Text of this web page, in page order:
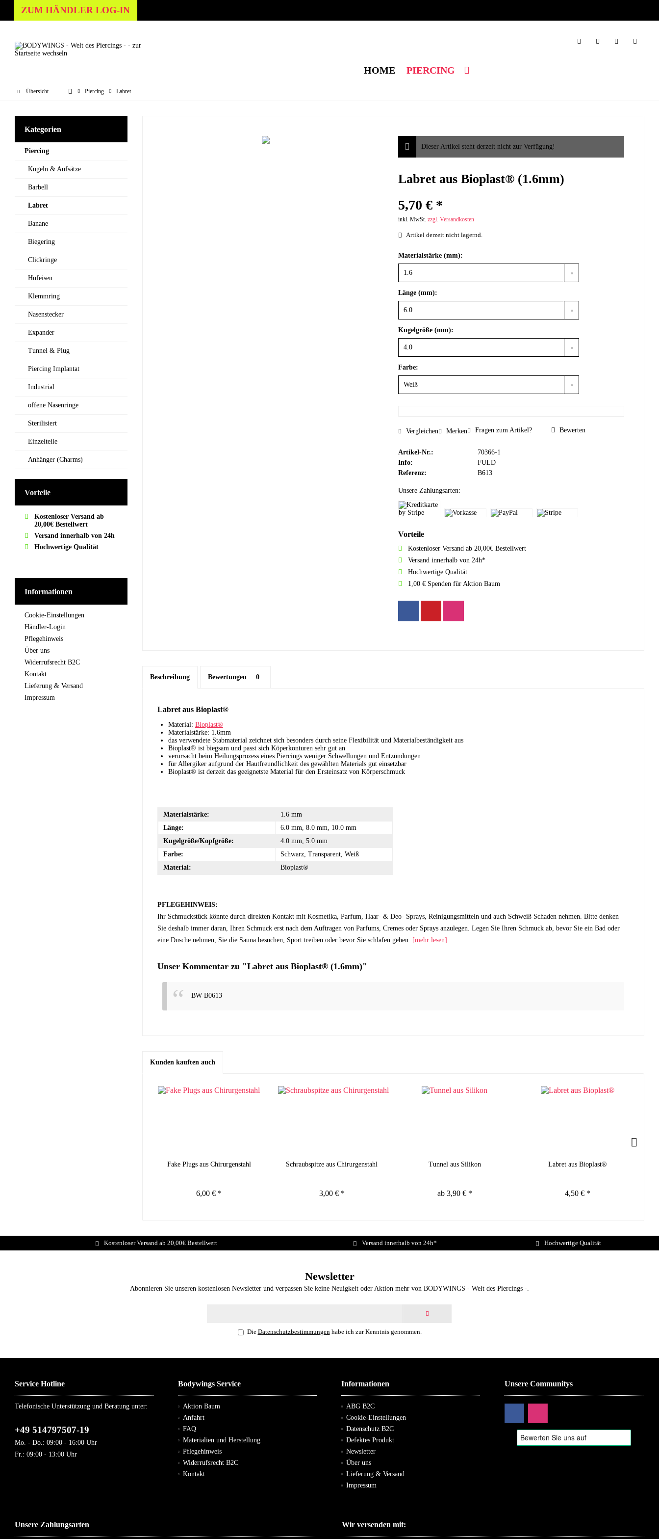
ZUM HÄNDLER LOG-IN
HOME PIERCING
Übersicht Piercing Labret
Kategorien
Piercing
Kugeln & Aufsätze
Barbell
Labret
Banane
Biegering
Clickringe
Hufeisen
Klemmring
Nasenstecker
Expander
Tunnel & Plug
Piercing Implantat
Industrial
offene Nasenringe
Sterilisiert
Einzelteile
Anhänger (Charms)
Vorteile
Kostenloser Versand ab
20,00€ Bestellwert
Versand innerhalb von 24h
Hochwertige Qualität
Informationen
Cookie-Einstellungen
Händler-Login
Pflegehinweis
Über uns
Widerrufsrecht B2C
Kontakt
Lieferung & Versand
Impressum
Dieser Artikel steht derzeit nicht zur Verfügung!
Labret aus Bioplast® (1.6mm)
5,70 € *
inkl. MwSt. zzgl. Versandkosten
Artikel derzeit nicht lagernd.
Materialstärke (mm):
Länge (mm):
Kugelgröße (mm):
Farbe:
Vergleichen Merken Fragen zum Artikel? Bewerten
Artikel-Nr.:
70366-1
Info:
FULD
Referenz:
B613
Unsere Zahlungsarten:
Vorteile
Kostenloser Versand ab 20,00€ Bestellwert
Versand innerhalb von 24h*
Hochwertige Qualität
1,00 € Spenden für Aktion Baum
Beschreibung Bewertungen 0
Labret aus Bioplast®
Material: Bioplast®
Materialstärke: 1.6mm
das verwendete Stabmaterial zeichnet sich besonders durch seine Flexibilität und Materialbeständigkeit aus
Bioplast® ist biegsam und passt sich Köperkonturen sehr gut an
verursacht beim Heilungsprozess eines Piercings weniger Schwellungen und Entzündungen
für Allergiker aufgrund der Hautfreundlichkeit des gewählten Materials gut einsetzbar
Bioplast® ist derzeit das geeignetste Material für den Ersteinsatz von Körperschmuck
Materialstärke:
1.6 mm
Länge:
6.0 mm, 8.0 mm, 10.0 mm
Kugelgröße/Kopfgröße:
4.0 mm, 5.0 mm
Farbe:
Schwarz, Transparent, Weiß
Material:
Bioplast®
PFLEGEHINWEIS:
Ihr Schmuckstück könnte durch direkten Kontakt mit Kosmetika, Parfum, Haar- & Deo- Sprays, Reinigungsmitteln und auch Schweiß Schaden nehmen. Bitte denken
Sie deshalb immer daran, Ihren Schmuck erst nach dem Auftragen von Parfums, Cremes oder Sprays anzulegen. Legen Sie Ihren Schmuck ab, bevor Sie ein Bad oder
eine Dusche nehmen, Sie die Sauna besuchen, Sport treiben oder bevor Sie schlafen gehen. [mehr lesen]
Unser Kommentar zu "Labret aus Bioplast® (1.6mm)"
BW-B0613
Kunden kauften auch
Fake Plugs aus Chirurgenstahl
6,00 € *
Schraubspitze aus Chirurgenstahl
3,00 € *
Tunnel aus Silikon
ab 3,90 € *
Labret aus Bioplast®
4,50 € *
Kostenloser Versand ab 20,00€ Bestellwert Versand innerhalb von 24h* Hochwertige Qualität
Newsletter
Abonnieren Sie unseren kostenlosen Newsletter und verpassen Sie keine Neuigkeit oder Aktion mehr von BODYWINGS - Welt des Piercings -.
Die Datenschutzbestimmungenhabe ich zur Kenntnis genommen.
Service Hotline
Telefonische Unterstützung und Beratung unter:
+49 514797507-19
Mo. - Do.: 09:00 - 16:00 Uhr
Fr.: 09:00 - 13:00 Uhr
Bodywings Service
Aktion Baum
Anfahrt
FAQ
Materialien und Herstellung
Pflegehinweis
Widerrufsrecht B2C
Kontakt
Informationen
ABG B2C
Cookie-Einstellungen
Datenschutz B2C
Defektes Produkt
Newsletter
Über uns
Lieferung & Versand
Impressum
Unsere Communitys
Unsere Zahlungsarten Wir versenden mit: